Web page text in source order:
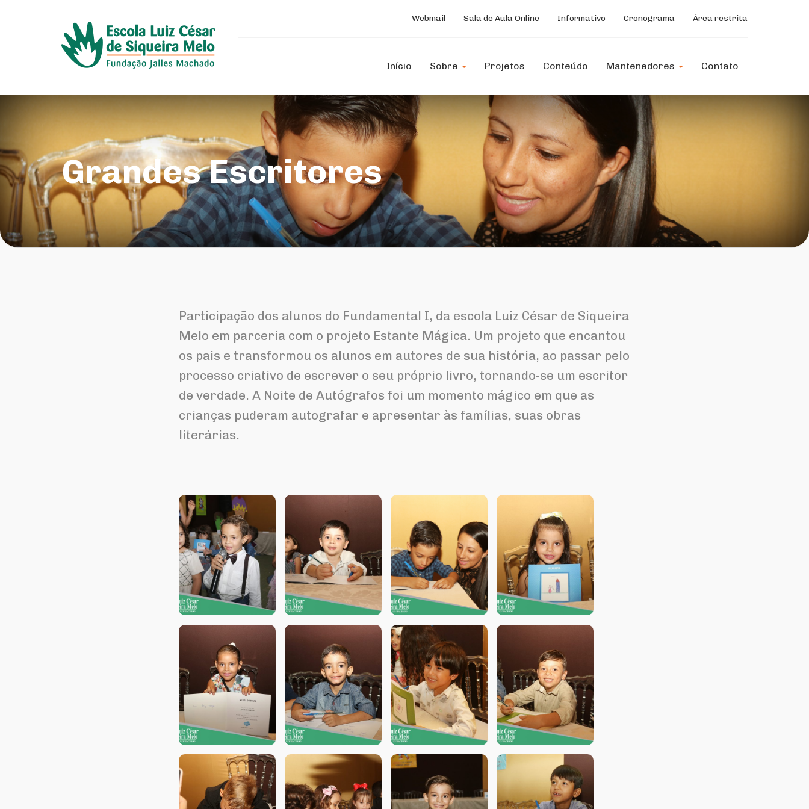
Webmail Sala de Aula Online Informativo Cronograma Área restrita
Início Sobre Projetos Conteúdo Mantenedores Contato
Grandes Escritores
Participação dos alunos do Fundamental I, da escola Luiz César de Siqueira
Melo em parceria com o projeto Estante Mágica. Um projeto que encantou
os pais e transformou os alunos em autores de sua história, ao passar pelo
processo criativo de escrever o seu próprio livro, tornando-se um escritor
de verdade. A Noite de Autógrafos foi um momento mágico em que as
crianças puderam autografar e apresentar às famílias, suas obras
literárias.